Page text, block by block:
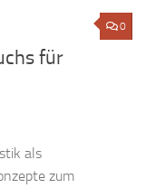
0
für
als
zum